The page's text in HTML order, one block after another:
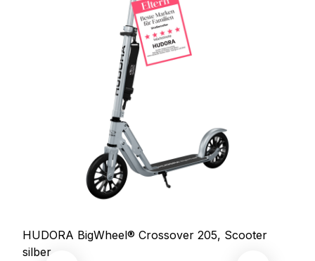
HUDORA BigWheel® Crossover 205, Scooter
silber